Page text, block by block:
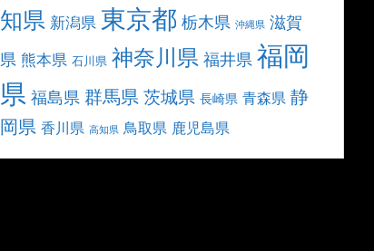
知県 新潟県 東京都 栃木県 沖縄県 滋賀
県 熊本県 石川県 神奈川県 福井県 福岡
県 福島県 群馬県茨城県 長崎県 青森県 静
岡県 香川県 高知県 鳥取県 鹿児島県